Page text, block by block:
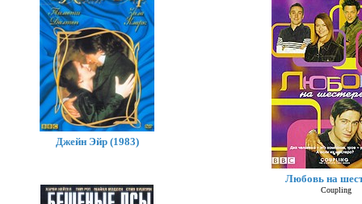
Любовь на
Coupling
Джейн Эйр (1983)